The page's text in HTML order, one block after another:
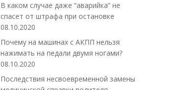
В каком случае даже “аварийка” не
спасет от штрафа при остановке
08.10.2020
Почему на машинах с АКПП нельзя
нажимать на педали двумя ногами?
08.10.2020
Последствия несвоевременной замены